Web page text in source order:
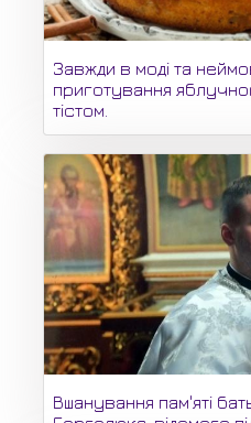
Завжди в моді та
приготування
тістом.
Вшанування пам'яті